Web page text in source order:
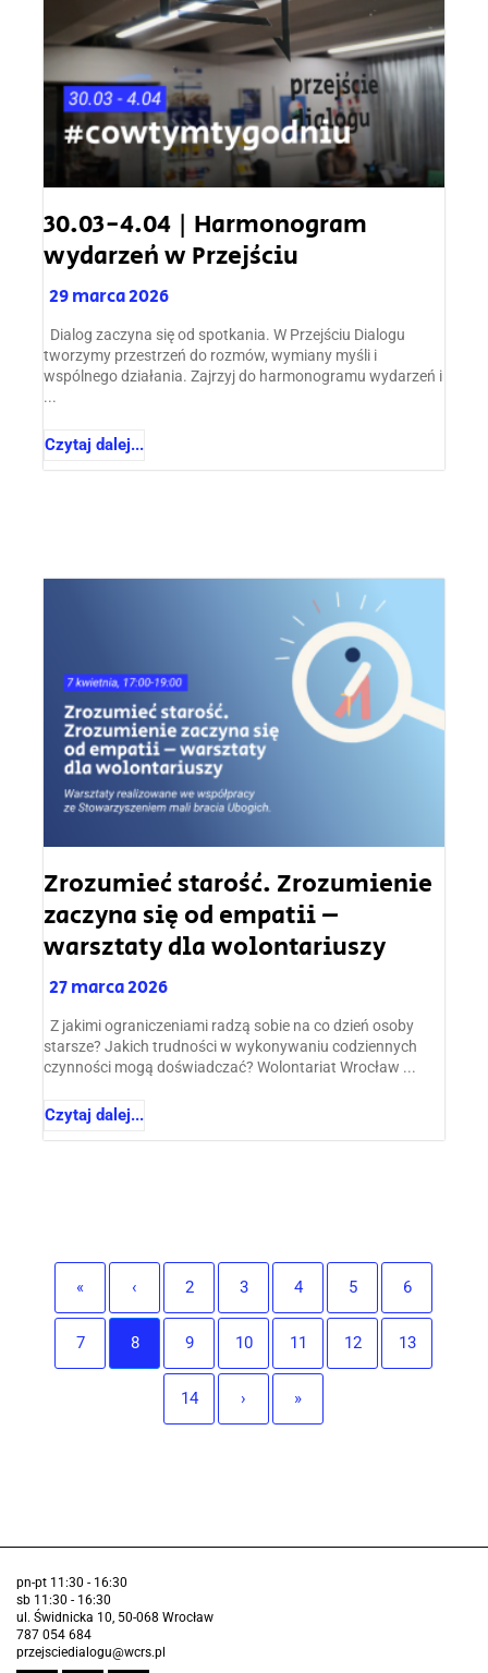
30.03-4.04 | Harmonogram
wydarzeń w Przejściu
29 marca 2026
Dialog zaczyna się od spotkania. W Przejściu Dialogu
tworzymy przestrzeń do rozmów, wymiany myśli i
wspólnego działania. Zajrzyj do harmonogramu wydarzeń i
...
Czytaj dalej...
Zrozumieć starość. Zrozumienie
zaczyna się od empatii –
warsztaty dla wolontariuszy
27 marca 2026
Z jakimi ograniczeniami radzą sobie na co dzień osoby
starsze? Jakich trudności w wykonywaniu codziennych
czynności mogą doświadczać? Wolontariat Wrocław ...
Czytaj dalej...
« ‹ 2 3 4 5 6
7 8 9 10 11 12 13
14 › »
pn-pt 11:30 - 16:30
sb 11:30 - 16:30
ul. Świdnicka 10, 50-068 Wrocław
787 054 684
przejsciedialogu@wcrs.pl